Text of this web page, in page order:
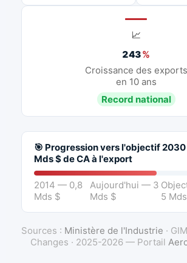
📈
243%
Croissance des exports
en 10 ans
Record national
🎯 Progression vers l'objectif
Mds $ de CA à l'export
2014 — 0,8
Mds $
Aujourd'hui — 3
Mds $
5
Sources : Ministère de l'Industrie ·
Changes · 2025-2026 — Portail